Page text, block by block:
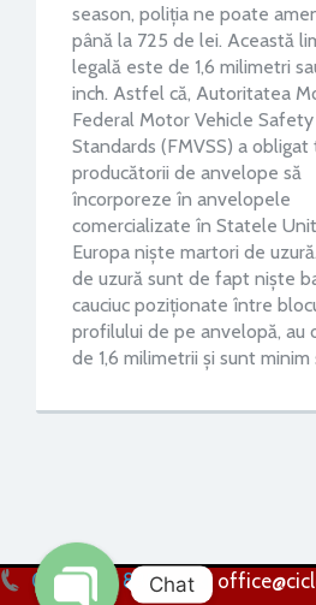
season, poliția ne poate
până la 725 de lei. Această
legală este de 1,6 milimetri
inch. Astfel că, Autoritatea
Federal Motor Vehicle Safety
Standards (FMVSS) a obligat
producătorii de anvelope să
încorporeze în anvelopele
comercializate în Statele
Europa niște martori de
de uzură sunt de fapt niște
cauciuc poziționate între
profilului de pe anvelopă, au
de 1,6 milimetrii și sunt minim
0256 224 838Chat